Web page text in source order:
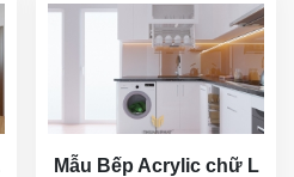
Mẫu Bếp Acrylic chữ L